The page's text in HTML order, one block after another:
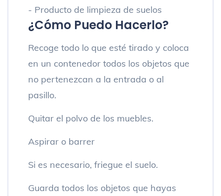
- Producto de limpieza de suelos
¿Cómo Puedo Hacerlo?
Recoge todo lo que esté tirado y coloca
en un contenedor todos los objetos que
no pertenezcan a la entrada o al
pasillo.
Quitar el polvo de los muebles.
Aspirar o barrer
Si es necesario, friegue el suelo.
Guarda todos los objetos que hayas